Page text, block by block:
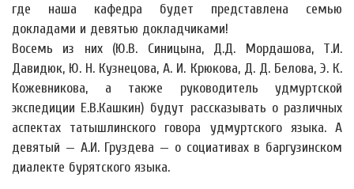
где наша кафедра будет представлена семью
докладами и девятью докладчиками!
Восемь из них (Ю.В. Синицына, Д.Д. Мордашова, Т.И.
Давидюк, Ю. Н. Кузнецова, А. И. Крюкова, Д. Д. Белова, Э. К.
Кожевникова, а также руководитель удмуртской
экспедиции Е.В.Кашкин) будут рассказывать о различных
аспектах татышлинского говора удмуртского языка. А
девятый — А.И. Груздева — о социативах в баргузинском
диалекте бурятского языка.